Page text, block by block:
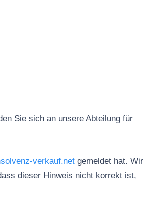
Sie sich an unsere Abteilung für
verkauf.net gemeldet hat. Wir
dieser Hinweis nicht korrekt ist,